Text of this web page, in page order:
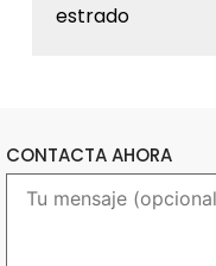
estrado
CONTACTA AHORA